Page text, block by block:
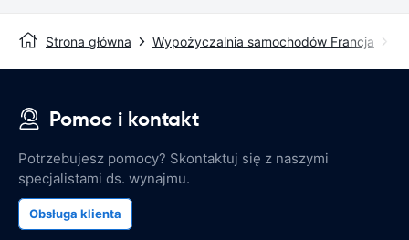
Strona główna Wypożyczalnia samochodów Francja
Pomoc i kontakt
Potrzebujesz pomocy? Skontaktuj się z naszymi
specjalistami ds. wynajmu.
Obsługa klienta